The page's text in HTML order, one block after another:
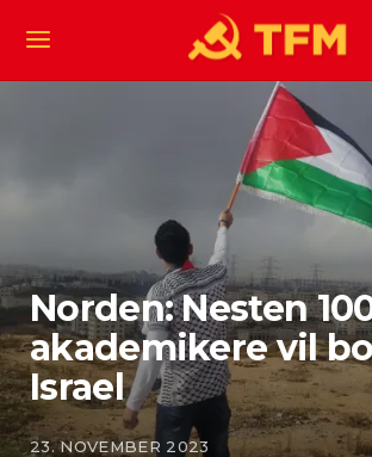
Norden: Nesten
akademikere vil
Israel
23. NOVEMBER 2023